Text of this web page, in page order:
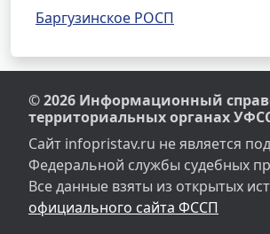
Баргузинское РОСП
© 2026 Информационный
территориальных органах
Сайт infopristav.ru не является
Федеральной службы судебных
Все данные взяты из открытых
официального сайта ФССП